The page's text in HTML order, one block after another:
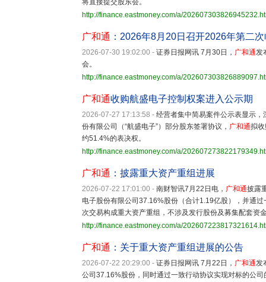
将直接提交股东会。
http://finance.eastmoney.com/a/
广和通 ：2026年8月20日召开2026年第二
2026-07-30 19:02:00 - 证券日报网讯 7月30日， 广和通发
会。
http://finance.eastmoney.com/a/
广和通收购航盛电子控制权案进入公示期
2026-07-27 17:13:58 - 经营者集中简易案件公示表显示，
份有限公司（“航盛电子”）部分股东签署协议， 广和通拟
约51.4%的表决权。
http://finance.eastmoney.com/a/
广和通 ：披露重大资产重组进展
2026-07-22 17:01:00 - 南财智讯7月22日电， 广和通披露
电子股份有限公司37.16%股份（合计1.19亿股），并通
次交易构成重大资产重组，不涉及发行股份及募集配套资
http://finance.eastmoney.com/a/
广和通 ：关于重大资产重组进展的公告
2026-07-22 20:29:00 - 证券日报网讯 7月22日， 广和通发
公司37.16%股份，同时通过一致行动协议实现对标的公